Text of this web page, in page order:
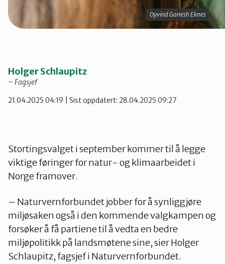
Rogaland Oyvind Ganesh Eknes
Oyvind Ganesh Eknes
Holger Schlaupitz
– Fagsjef
21.04.2025 04:19 | Sist oppdatert: 28.04.2025 09:27
Stortingsvalget i september kommer til å legge
viktige føringer for natur- og klimaarbeidet i
Norge framover.
– Naturvernforbundet jobber for å synliggjøre
miljøsaken også i den kommende valgkampen og
forsøker å få partiene til å vedta en bedre
miljøpolitikk på landsmøtene sine, sier Holger
Schlaupitz, fagsjef i Naturvernforbundet.